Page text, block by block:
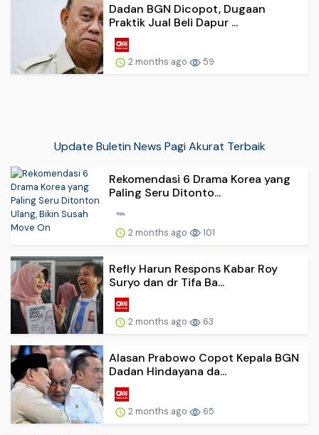
Dadan BGN Dicopot, Dugaan
Praktik Jual Beli Dapur ...
2 months ago 59
Update Buletin News Pagi Akurat Terbaik
Rekomendasi 6 Drama Korea yang
Paling Seru Ditonto...
2 months ago 101
Refly Harun Respons Kabar Roy
Suryo dan dr Tifa Ba...
2 months ago 63
Alasan Prabowo Copot Kepala BGN
Dadan Hindayana da...
2 months ago 65